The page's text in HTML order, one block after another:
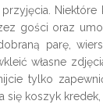
Niektóre
gości oraz
parę,
własne
tylko
się koszyk